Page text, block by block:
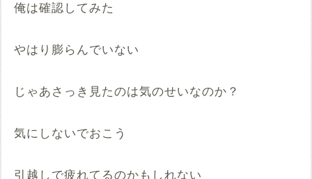
俺は確認してみた
やはり膨らんでいない
じゃあさっき見たのは気のせいなのか？
気にしないでおこう
引越しで疲れてるのかもしれない